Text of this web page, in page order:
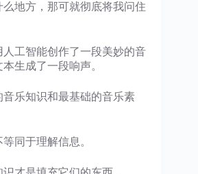
地方，那可就彻底将我问住
人工智能创作了一段美妙的音
生成了一段响声。
音乐知识和最基础的音乐素
同于理解信息。